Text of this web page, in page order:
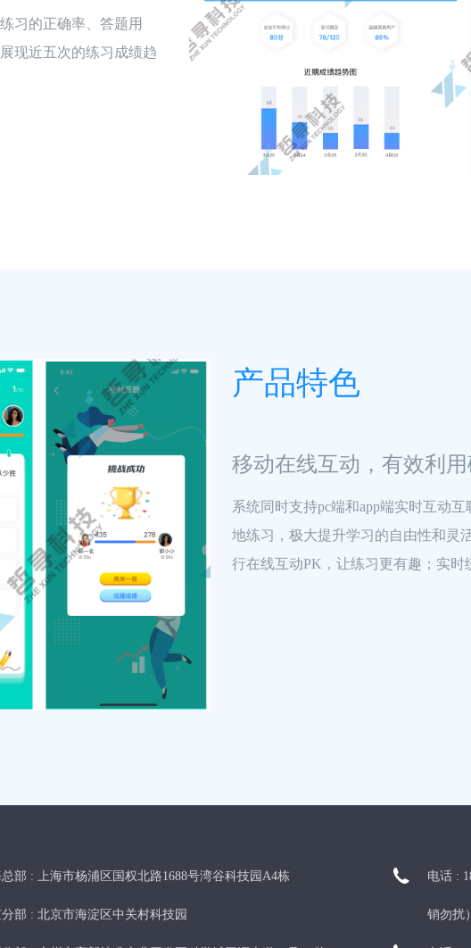
习的正确率、答题用
现近五次的练习成绩趋
产品特色
移动在线互动，有效利
系统同时支持pc端和app端实时互动
地练习，极大提升学习的自由性和灵
行在线互动PK，让练习更有趣；实时
部 : 上海市杨浦区国权北路1688号湾谷科技园A4栋
部 : 北京市海淀区中关村科技园
电话 :
销勿扰）